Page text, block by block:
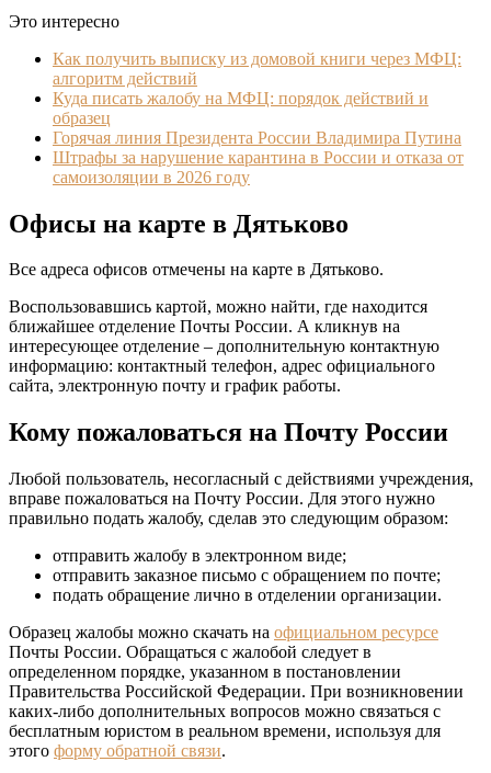
Это интересно
Как получить выписку из домовой книги через МФЦ:
алгоритм действий
Куда писать жалобу на МФЦ: порядок действий и
образец
Горячая линия Президента России Владимира Путина
Штрафы за нарушение карантина в России и отказа от
самоизоляции в 2026 году
Офисы на карте в Дятьково
Все адреса офисов отмечены на карте в Дятьково.
Воспользовавшись картой, можно найти, где находится
ближайшее отделение Почты России. А кликнув на
интересующее отделение – дополнительную контактную
информацию: контактный телефон, адрес официального
сайта, электронную почту и график работы.
Кому пожаловаться на Почту России
Любой пользователь, несогласный с действиями учреждения,
вправе пожаловаться на Почту России. Для этого нужно
правильно подать жалобу, сделав это следующим образом:
отправить жалобу в электронном виде;
отправить заказное письмо с обращением по почте;
подать обращение лично в отделении организации.
Образец жалобы можно скачать на официальном ресурсе
Почты России. Обращаться с жалобой следует в
определенном порядке, указанном в постановлении
Правительства Российской Федерации. При возникновении
каких-либо дополнительных вопросов можно связаться с
бесплатным юристом в реальном времени, используя для
этого форму обратной связи.